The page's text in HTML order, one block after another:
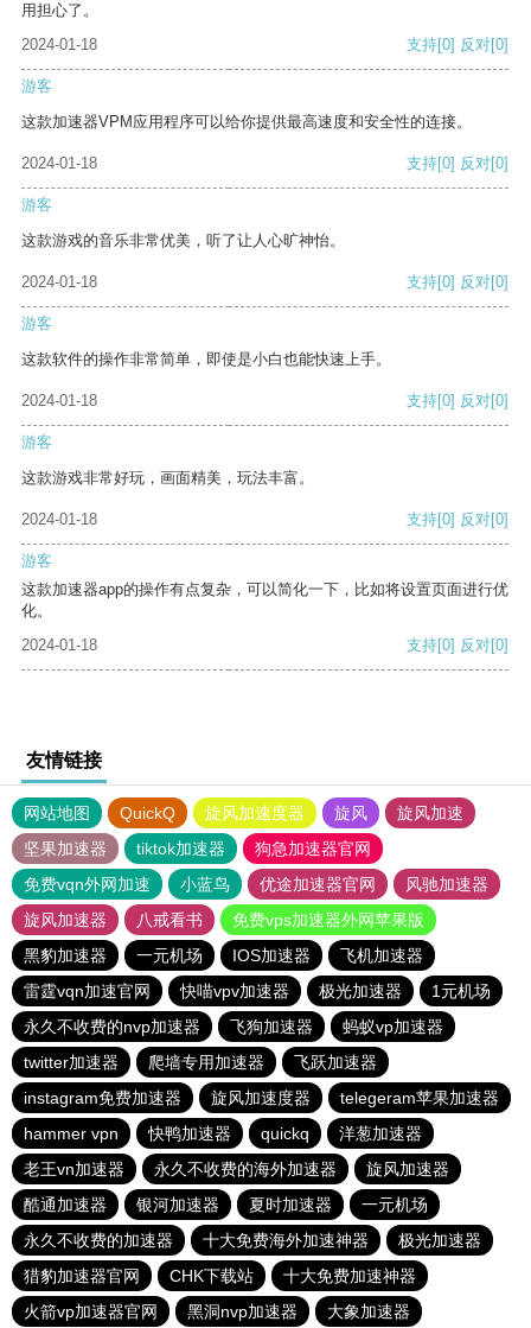
用担心了。
2024-01-18
支持[0] 反对[0]
游客
这款加速器VPM应用程序可以给你提供最高速度和安全性的连接。
2024-01-18 支持[0] 反对[0]
游客
这款游戏的音乐非常优美，听了让人心旷神怡。
2024-01-18 支持[0] 反对[0]
游客
这款软件的操作非常简单，即使是小白也能快速上手。
2024-01-18 支持[0] 反对[0]
游客
这款游戏非常好玩，画面精美，玩法丰富。
2024-01-18 支持[0] 反对[0]
游客
这款加速器app的操作有点复杂，可以简化一下，比如将设置页面进行优
化。
2024-01-18
支持[0] 反对[0]
友情链接
网站地图 QuickQ 旋风加速度器 旋风
旋风加速
坚果加速器
tiktok加速器
狗急加速器官网
免费vqn外网加速
小蓝鸟 优途加速器官网
风驰加速器
旋风加速器
八戒看书
免费vps加速器外网苹果版
黑豹加速器
一元机场 IOS加速器
飞机加速器
雷霆vqn加速官网
快喵vpv加速器 极光加速器
1元机场
永久不收费的nvp加速器
飞狗加速器
蚂蚁vp加速器
twitter加速器
爬墙专用加速器
飞跃加速器
instagram免费加速器
旋风加速度器
telegeram苹果加速器
hammer vpn
快鸭加速器 quickq
洋葱加速器
老王vn加速器
永久不收费的海外加速器
旋风加速器
酷通加速器
银河加速器 夏时加速器
一元机场
永久不收费的加速器
十大免费海外加速神器
极光加速器
猎豹加速器官网
CHK下载站
十大免费加速神器
火箭vp加速器官网
黑洞nvp加速器 大象加速器